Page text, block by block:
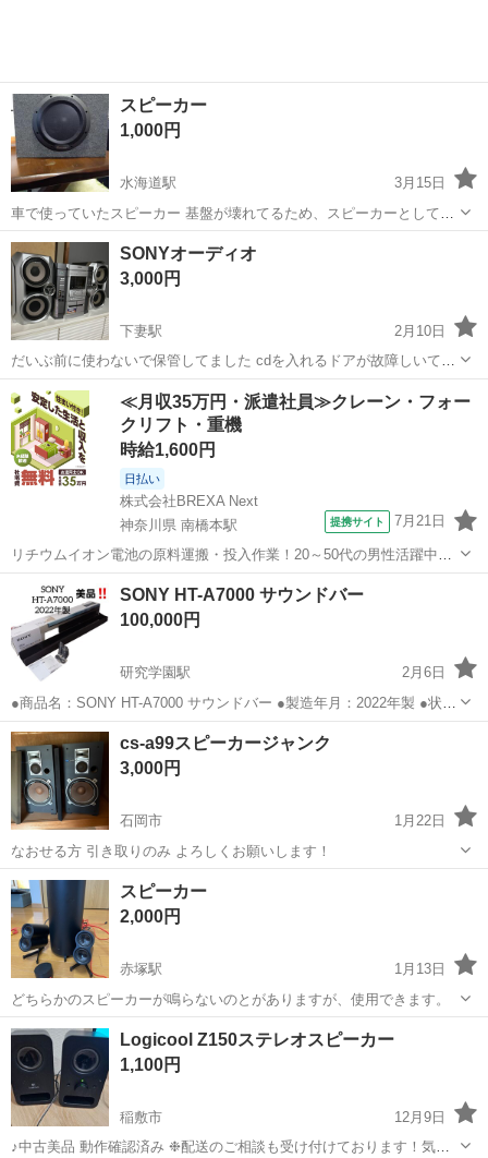
スピーカー
1,000円
水海道駅
3月15日
車で使っていたスピーカー 基盤が壊れてるため、スピーカーとして使
っていました。
茨城 常総市
SONYオーディオ
3,000円
下妻駅
2月10日
だいぶ前に使わないで保管してました cdを入れるドアが故障しいて開
く時と開かない時があります。 カラオケでよく使っていて、マイク入
力も使えます スピーカーも聞こえて使えます。
茨城 下妻市 下妻駅 オーディオ SONY
≪月収35万円・派遣社員≫クレーン・フォー
クリフト・重機
時給1,600円
日払い
株式会社BREXA Next
神奈川県 南橋本駅
提携サイト 7月21日
リチウムイオン電池の原料運搬・投入作業！20～50代の男性活躍中★
ワンルーム寮完備！赴任旅費会社負担！年間休日130日★フォークリフ
ト免許お持ちの方、活躍中！就業先食堂利用可★《神奈川県相模原
市》 人気の工場のお仕事 ◇電...
神奈川 その他
SONY HT-A7000 サウンドバー
100,000円
研究学園駅
2月6日
●商品名：SONY HT-A7000 サウンドバー ●製造年月：2022年製 ●状
態：箱に破れや傷みが有ります グリルネットに歪みや凹みありませ
ん。 自宅リビングで使用してました。 目立った汚れや傷はなく、中古
品とし...
茨城 つくば市 研究学園駅 オーディオ
cs-a99スピーカージャンク
3,000円
石岡市
1月22日
なおせる方 引き取りのみ よろしくお願いします！
茨城 石岡市 オーディオ
スピーカー
2,000円
赤塚駅
1月13日
どちらかのスピーカーが鳴らないのとがありますが、使用できます。
茨城 水戸市
Logicool Z150ステレオスピーカー
1,100円
稲敷市
12月9日
♪中古美品 動作確認済み ❉配送のご相談も受け付けております！気軽